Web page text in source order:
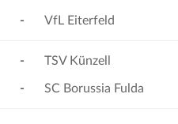
- VfL Eiterfeld
-
-
TSV Künzell
SC Borussia Fulda